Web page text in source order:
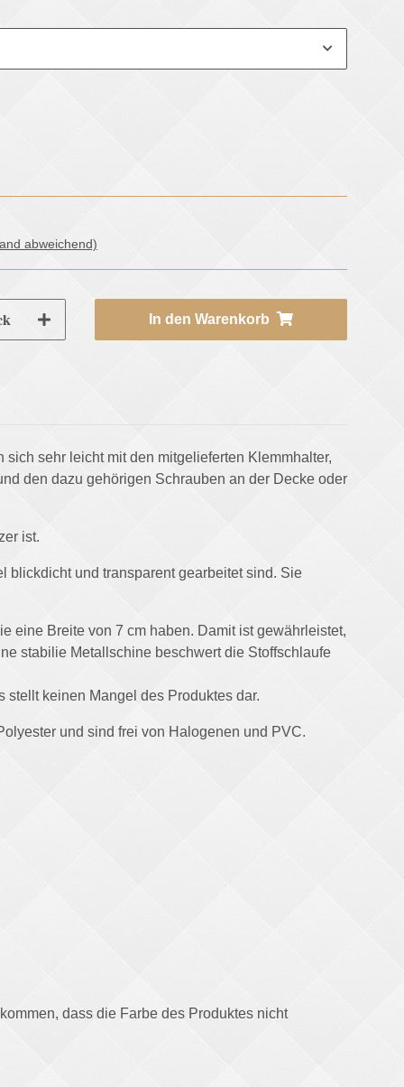
abweichend)
In den Warenkorb
sehr leicht mit den mitgelieferten Klemmhalter,
den dazu gehörigen Schrauben an der Decke oder
ist.
blickdicht und transparent gearbeitet sind. Sie
eine Breite von 7 cm haben. Damit ist gewährleistet,
stabilie Metallschine beschwert die Stoffschlaufe
keinen Mangel des Produktes dar.
und sind frei von Halogenen und PVC.
dass die Farbe des Produktes nicht